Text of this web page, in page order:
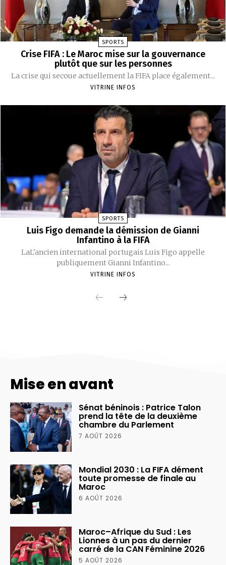
Mise en avant
Sénat béninois : Patrice Talon
prend la tête de la deuxième
chambre du Parlement
7 AOÛT 2026
Mondial 2030 : La FIFA dément
toute promesse de finale au
Maroc
6 AOÛT 2026
Maroc–Afrique du Sud : Les
Lionnes à un pas du dernier
carré de la CAN Féminine 2026
5 AOÛT 2026